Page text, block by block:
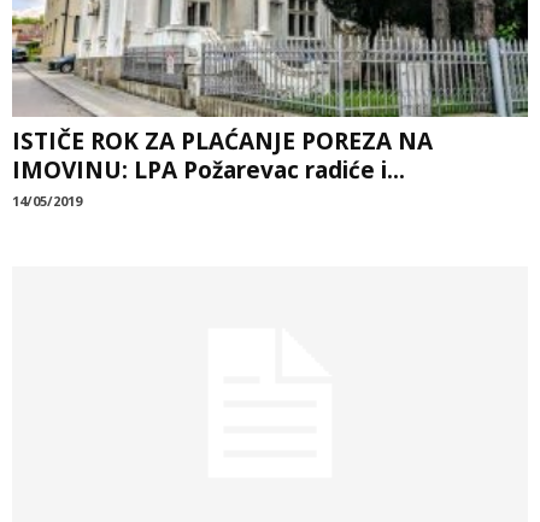
ISTIČE ROK ZA PLAĆANJE POREZA NA
IMOVINU: LPA Požarevac radiće i...
14/05/2019